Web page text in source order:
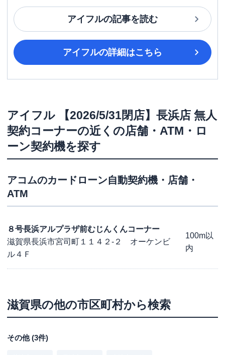
アイフルの記事を読む
アイフルの詳細はこちら
アイフル
【2026/5/31閉店】長浜店 無人
契約コーナーの近くの店舗・ATM・ロ
ーン契約機を探す
アコムのカードローン自動契約機・店舗・
ATM
８号長浜アルプラザ前むじんくんコーナー
滋賀県長浜市宮司町１１４２-２ オーケンビ
ル４Ｆ
100m以
内
滋賀県の他の市区町村から検索
その他(3件)